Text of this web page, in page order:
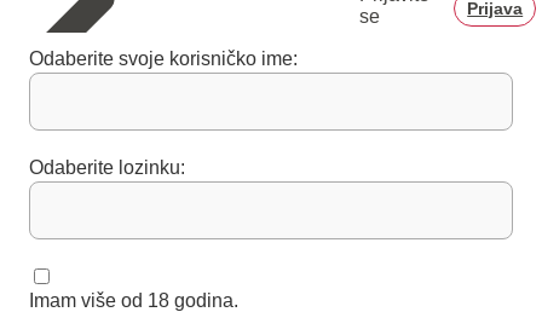
se
Prijava
Odaberite svoje korisničko ime:
Odaberite lozinku:
Imam više od 18 godina.